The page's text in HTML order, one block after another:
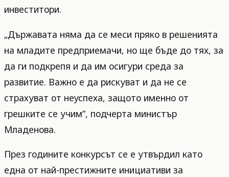
инвеститори.
„Държавата няма да се меси пряко в решенията
на младите предприемачи, но ще бъде до тях, за
да ги подкрепя и да им осигури среда за
развитие. Важно е да рискуват и да не се
страхуват от неуспеха, защото именно от
грешките се учим“, подчерта министър
Младенова.
През годините конкурсът се е утвърдил като
една от най-престижните инициативи за